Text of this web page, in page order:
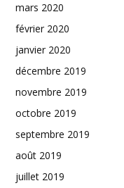
mars 2020
février 2020
janvier 2020
décembre 2019
novembre 2019
octobre 2019
septembre 2019
août 2019
juillet 2019